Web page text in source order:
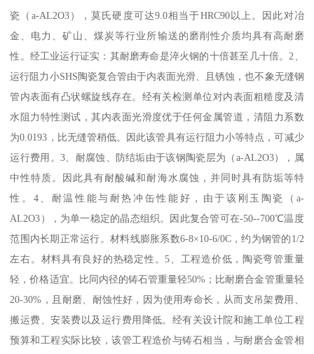
瓷（a-AL2O3），莫氏硬度可达9.0相当于HRC90以上。因此对冶
金、电力、矿山、煤炭等行业所输送的磨削性介质均具有高耐磨
性。经工业运行证实：其耐磨寿命是淬火钢的十倍甚至几十倍。2、
运行阻力小SHS陶瓷复合管由于内表面光滑、且锈蚀，也不象无缝钢
管内表面有凸状螺旋线存在。经有关检测单位对内表面粗糙度及清
水阻力特性测试，其内表面光滑度优于任何金属管道，清阻力系数
为0.0193，比无缝管稍低。因此该管具有运行阻力小等特点，可减少
运行费用。3、耐腐蚀、防结垢由于该钢陶瓷层为（a-AL2O3），属
中性特质。因此具有耐酸碱和耐海水腐蚀，并同时具有防垢等特
性。4、耐温性能与耐热冲缶性能好，由于该刚玉陶瓷（a-
AL2O3），为单一稳定的晶态组织。因此复合管可在-50--700℃温度
范围内长期正常运行。材料线膨胀系数6-8×10-6/0C，约为钢管的1/2
左右。材料具有良好的热稳定性。5、工程造价低，陶瓷弯管重量
轻，价格适宜。比同内径的铸石管重量轻50%；比耐磨合金管重量轻
20-30%，且耐磨、耐蚀性好，因为使用寿命长，从而支吊架费用、
搬运费、安装费以及运行费用降低。经有关设计院和施工单位工程
预算和工程实际比较，该管工程造价与铸石相当，与耐磨合金管相